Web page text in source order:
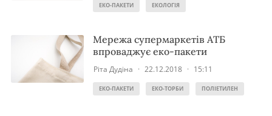
ЕКО-ПАКЕТИ ЕКОЛОГІЯ
Мережа супермаркетів АТБ
впроваджує еко-пакети
Ріта Дудіна · 22.12.2018 · 15:11
ЕКО-ПАКЕТИ ЕКО-ТОРБИ ПОЛІЕТИЛЕН